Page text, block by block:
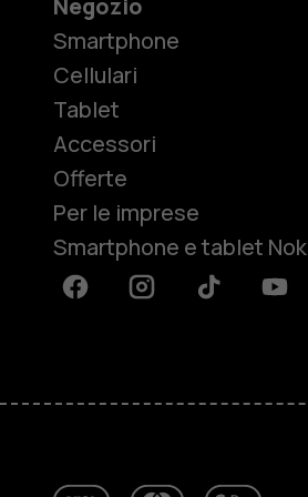
Negozio
Smartphone
Cellulari
Tablet
Accessori
Offerte
Per le imprese
Smartphone e tablet
FacebookInstagramTiktok